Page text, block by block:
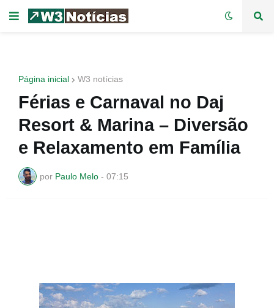
Página inicial W3 notícias
Férias e Carnaval no Daj
Resort & Marina – Diversão
e Relaxamento em Família
por Paulo Melo - 07:15